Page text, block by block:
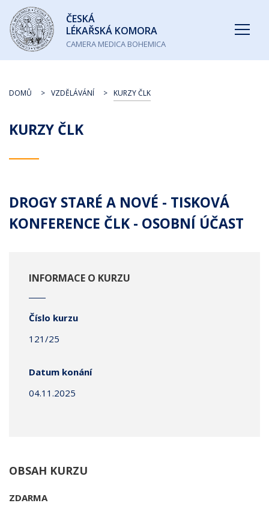
Česká
lékařská
komora
ČESKÁ
LÉKAŘSKÁ KOMORA
CAMERA MEDICA BOHEMICA
KURZY ČLK
DOMŮ VZDĚLÁVÁNÍ KURZY ČLK
DROGY STARÉ A NOVÉ - TISKOVÁ
KONFERENCE ČLK - OSOBNÍ ÚČAST
INFORMACE O KURZU
Číslo kurzu
121/25
Datum konání
04.11.2025
OBSAH KURZU
ZDARMA